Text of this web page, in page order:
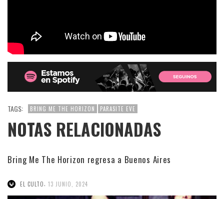
TAGS: BRING ME THE HORIZON PARASITE EVE
NOTAS RELACIONADAS
Bring Me The Horizon regresa a Buenos Aires
EL CULTO, 13 JUNIO, 2024